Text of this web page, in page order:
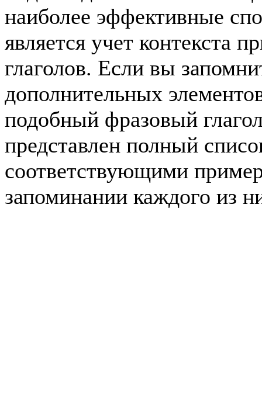
наиболее эффективные
является учет контекста
глаголов. Если вы
дополнительных
подобный фразовый
представлен полный
соответствующими
запоминании каждого из